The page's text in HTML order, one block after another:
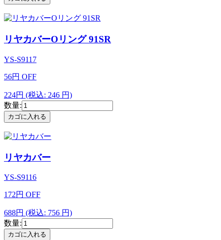
リヤカバーOリング 91SR
YS-S9117
56円 OFF
224円 (税込: 246 円)
数量:
リヤカバー
YS-S9116
172円 OFF
688円 (税込: 756 円)
数量: